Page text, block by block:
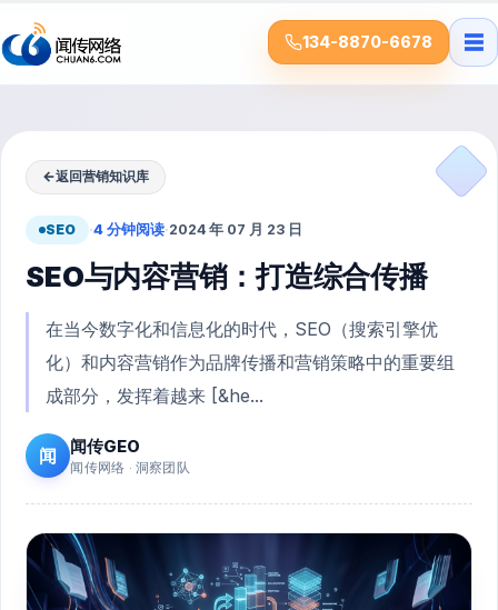
134-8870-6678 ☰
←返回营销知识库
SEO ·4 分钟阅读·2024 年 07 月 23 日
SEO与内容营销：打造综合传播
在当今数字化和信息化的时代，SEO（搜索引擎优
化）和内容营销作为品牌传播和营销策略中的重要组
成部分，发挥着越来 [&he...
闻 闻传GEO
闻传网络 · 洞察团队